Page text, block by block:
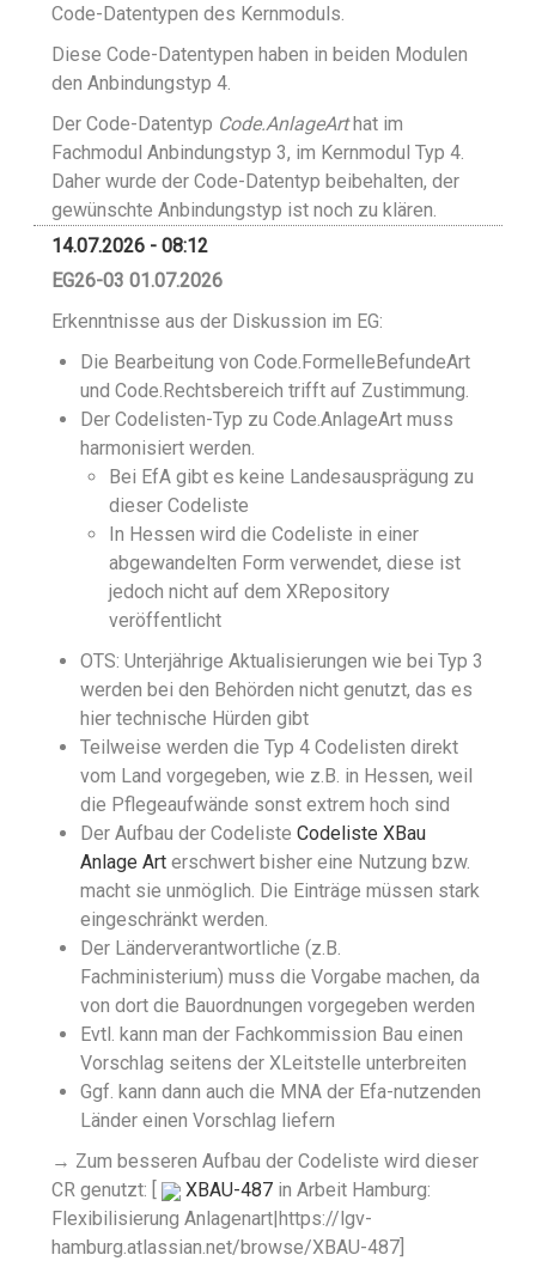
Code-Datentypen des Kernmoduls.
Diese Code-Datentypen haben in beiden Modulen
den Anbindungstyp 4.
Der Code-Datentyp Code.AnlageArthat im
Fachmodul Anbindungstyp 3, im Kernmodul Typ 4.
Daher wurde der Code-Datentyp beibehalten, der
gewünschte Anbindungstyp ist noch zu klären.
14.07.2026 - 08:12
EG26-03 01.07.2026
Erkenntnisse aus der Diskussion im EG:
Die Bearbeitung von Code.FormelleBefundeArt
und Code.Rechtsbereich trifft auf Zustimmung.
Der Codelisten-Typ zu Code.AnlageArt muss
harmonisiert werden.
Bei EfA gibt es keine Landesausprägung zu
dieser Codeliste
In Hessen wird die Codeliste in einer
abgewandelten Form verwendet, diese ist
jedoch nicht auf dem XRepository
veröffentlicht
OTS: Unterjährige Aktualisierungen wie bei Typ 3
werden bei den Behörden nicht genutzt, das es
hier technische Hürden gibt
Teilweise werden die Typ 4 Codelisten direkt
vom Land vorgegeben, wie z.B. in Hessen, weil
die Pflegeaufwände sonst extrem hoch sind
Der Aufbau der Codeliste Codeliste XBau
Anlage Art erschwert bisher eine Nutzung bzw.
macht sie unmöglich. Die Einträge müssen stark
eingeschränkt werden.
Der Länderverantwortliche (z.B.
Fachministerium) muss die Vorgabe machen, da
von dort die Bauordnungen vorgegeben werden
Evtl. kann man der Fachkommission Bau einen
Vorschlag seitens der XLeitstelle unterbreiten
Ggf. kann dann auch die MNA der Efa-nutzenden
Länder einen Vorschlag liefern
→ Zum besseren Aufbau der Codeliste wird dieser
CR genutzt: [
XBAU-487 in Arbeit Hamburg:
Flexibilisierung Anlagenart|https://lgv-
hamburg.atlassian.net/browse/XBAU-487]